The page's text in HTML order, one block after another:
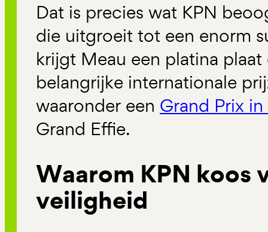
Dat is precies wat KPN
die uitgroeit tot een enorm
krijgt Meau een platina
belangrijke internationale
waaronder een Grand Prix
Grand Effie.
Waarom KPN koos
veiligheid